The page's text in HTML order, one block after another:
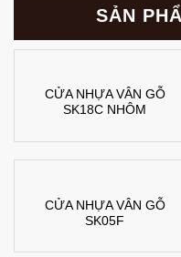
SẢN
CỬA NHỰA VÂN GỖ
SK18C NHÔM
CỬA NHỰA VÂN GỖ
SK05F